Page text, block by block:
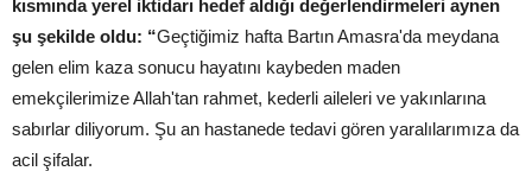
kısmında yerel iktidarı hedef aldığı değerlendirmeleri aynen
şu şekilde oldu: “Geçtiğimiz hafta Bartın Amasra'da meydana
gelen elim kaza sonucu hayatını kaybeden maden
emekçilerimize Allah'tan rahmet, kederli aileleri ve yakınlarına
sabırlar diliyorum. Şu an hastanede tedavi gören yaralılarımıza da
acil şifalar.